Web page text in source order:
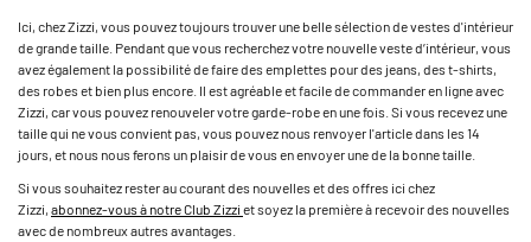
Ici, chez Zizzi, vous pouvez toujours trouver une belle sélection de vestes d'intérieur
de grande taille. Pendant que vous recherchez votre nouvelle veste d’intérieur, vous
avez également la possibilité de faire des emplettes pour des jeans, des t-shirts,
des robes et bien plus encore. Il est agréable et facile de commander en ligne avec
Zizzi, car vous pouvez renouveler votre garde-robe en une fois. Si vous recevez une
taille qui ne vous convient pas, vous pouvez nous renvoyer l'article dans les 14
jours, et nous nous ferons un plaisir de vous en envoyer une de la bonne taille.
Si vous souhaitez rester au courant des nouvelles et des offres ici chez
Zizzi,abonnez-vous à notre ­Club Zizzi ­et soyez la première à recevoir des nouvelles
avec de nombreux autres avantages.